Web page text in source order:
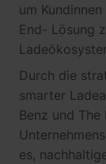
um
End- Lösung
Durch die
smarter
Benz und
es,